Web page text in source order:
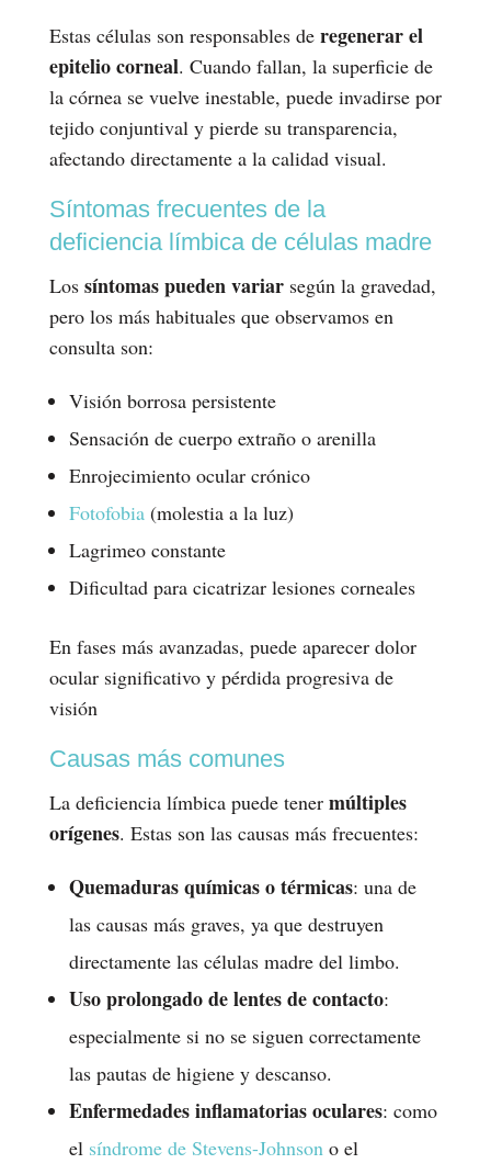
Estas células son responsables deregenerar el
epitelio corneal. Cuando fallan, la superficie de
la córnea se vuelve inestable, puede invadirse por
tejido conjuntival y pierde su transparencia,
afectando directamente a la calidad visual.
Síntomas frecuentes de la
deficiencia límbica de células madre
Los síntomas pueden variarsegún la gravedad,
pero los más habituales que observamos en
consulta son:
Visión borrosa persistente
Sensación de cuerpo extraño o arenilla
Enrojecimiento ocular crónico
Fotofobia (molestia a la luz)
Lagrimeo constante
Dificultad para cicatrizar lesiones corneales
En fases más avanzadas, puede aparecer dolor
ocular significativo y pérdida progresiva de
visión
Causas más comunes
La deficiencia límbica puede tener múltiples
orígenes. Estas son las causas más frecuentes:
Quemaduras químicas o térmicas: una de
las causas más graves, ya que destruyen
directamente las células madre del limbo.
Uso prolongado de lentes de contacto:
especialmente si no se siguen correctamente
las pautas de higiene y descanso.
Enfermedades inflamatorias oculares: como
el síndrome de Stevens-Johnsono el